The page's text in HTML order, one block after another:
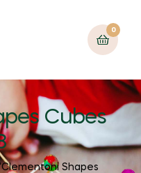
0
Cubes
Shapes